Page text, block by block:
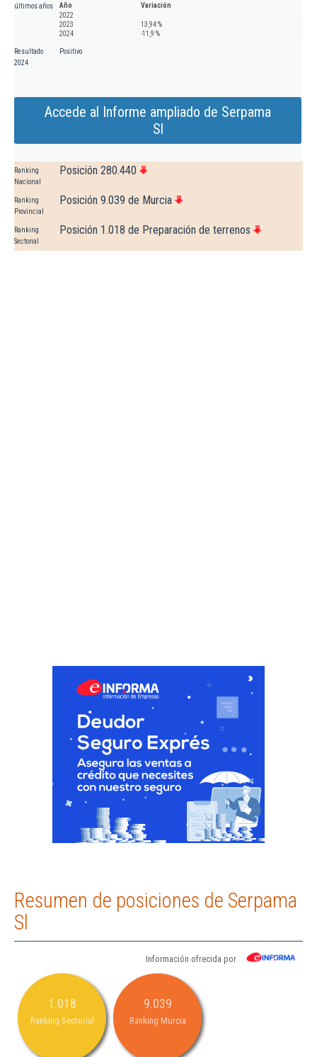
últimos años
Año
Variación
2022
2023
13,94 %
2024
-11,9 %
Resultado
2024
Positivo
Accede al Informe ampliado de Serpama
Sl
Ranking
Nacional
Posición 280.440
Ranking
Provincial
Posición 9.039 de Murcia
Ranking
Sectorial
Posición 1.018 de Preparación de terrenos
Resumen de posiciones de Serpama
Sl
Información ofrecida por
1.018
Ranking Sectorial
9.039
Ranking Murcia